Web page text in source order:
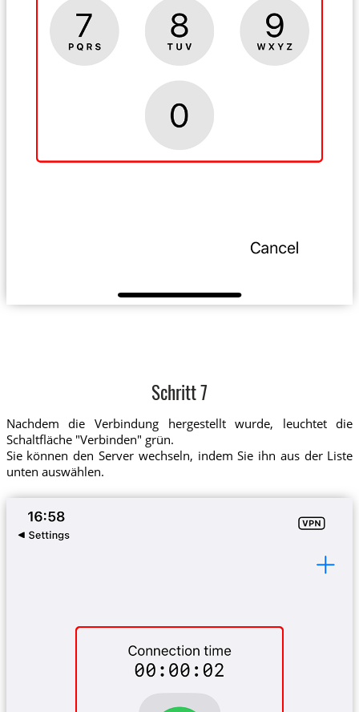
Schritt 7
Nachdem die Verbindung hergestellt wurde, leuchtet die
Schaltfläche "Verbinden" grün.
Sie können den Server wechseln, indem Sie ihn aus der Liste
unten auswählen.